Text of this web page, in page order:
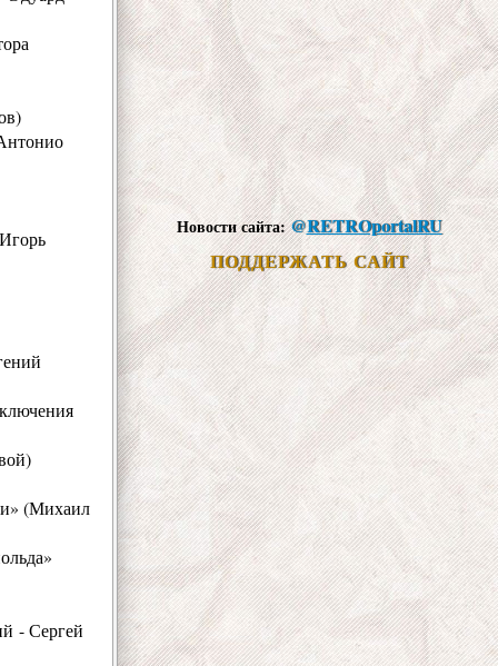
(Михаил
- Сергей
Новости сайта:@RETROportalRU
ПОДДЕРЖАТЬ САЙТ